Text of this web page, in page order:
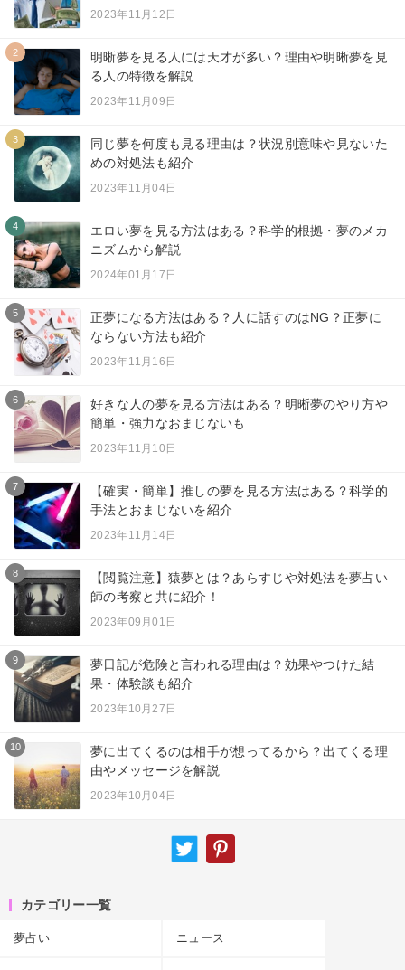
2023年11月12日
2
明晰夢を見る人には天才が多い？理由や明晰夢を見
る人の特徴を解説
2023年11月09日
3
同じ夢を何度も見る理由は？状況別意味や見ないた
めの対処法も紹介
2023年11月04日
4
エロい夢を見る方法はある？科学的根拠・夢のメカ
ニズムから解説
2024年01月17日
5
正夢になる方法はある？人に話すのはNG？正夢に
ならない方法も紹介
2023年11月16日
6
好きな人の夢を見る方法はある？明晰夢のやり方や
簡単・強力なおまじないも
2023年11月10日
7
【確実・簡単】推しの夢を見る方法はある？科学的
手法とおまじないを紹介
2023年11月14日
8
【閲覧注意】猿夢とは？あらすじや対処法を夢占い
師の考察と共に紹介！
2023年09月01日
9
夢日記が危険と言われる理由は？効果やつけた結
果・体験談も紹介
2023年10月27日
10
夢に出てくるのは相手が想ってるから？出てくる理
由やメッセージを解説
2023年10月04日
カテゴリー一覧
夢占い ニュース